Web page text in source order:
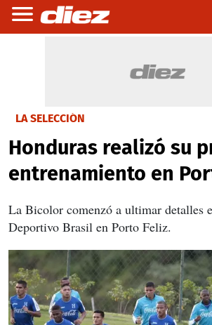
LA SELECCIÓN
Honduras realizó su
entrenamiento en
La Bicolor comenzó a ultimar detalles
Deportivo Brasil en Porto Feliz.